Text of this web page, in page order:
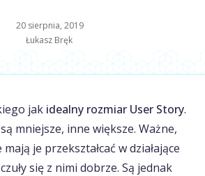
20 sierpnia, 2019
Łukasz Bręk
jak idealny rozmiar User Story.
mniejsze, inne większe. Ważne,
je przekształcać w działające
się z nimi dobrze. Są jednak